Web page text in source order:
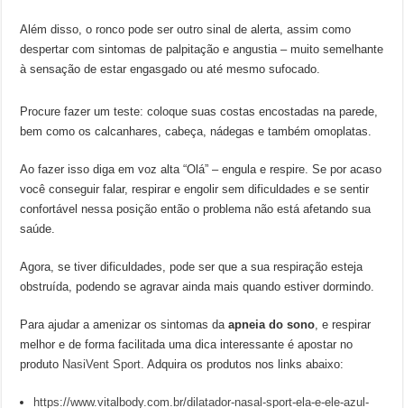
Além disso, o ronco pode ser outro sinal de alerta, assim como
despertar com sintomas de palpitação e angustia – muito semelhante
à sensação de estar engasgado ou até mesmo sufocado.
Procure fazer um teste: coloque suas costas encostadas na parede,
bem como os calcanhares, cabeça, nádegas e também omoplatas.
Ao fazer isso diga em voz alta “Olá” – engula e respire. Se por acaso
você conseguir falar, respirar e engolir sem dificuldades e se sentir
confortável nessa posição então o problema não está afetando sua
saúde.
Agora, se tiver dificuldades, pode ser que a sua respiração esteja
obstruída, podendo se agravar ainda mais quando estiver dormindo.
Para ajudar a amenizar os sintomas daapneia do sono, e respirar
melhor e de forma facilitada uma dica interessante é apostar no
produto NasiVent Sport. Adquira os produtos nos links abaixo:
https://www.vitalbody.com.br/dilatador-nasal-sport-ela-e-ele-azul-